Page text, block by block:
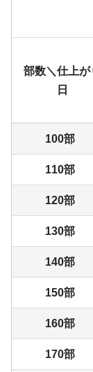
部数＼仕上が
日
100部
110部
120部
130部
140部
150部
160部
170部